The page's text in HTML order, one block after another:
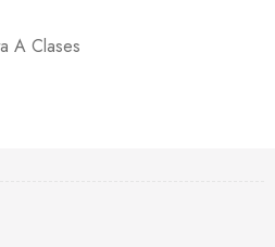
A Clases